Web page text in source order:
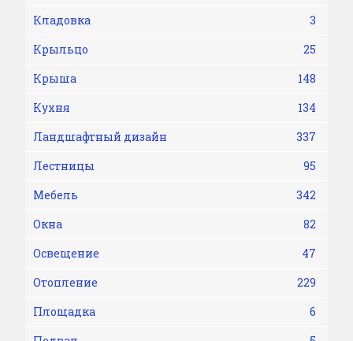
Кладовка
3
Крыльцо
25
Крыша
148
Кухня
134
Ландшафтный дизайн
337
Лестницы
95
Мебель
342
Окна
82
Освещение
47
Отопление
229
Площадка
6